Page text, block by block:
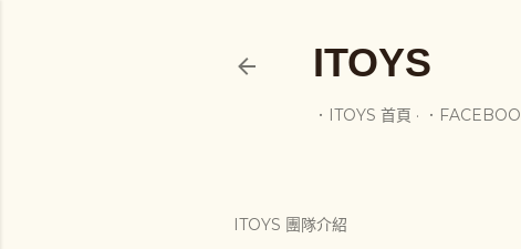
ITOYS
．ITOYS 首頁 ．
ITOYS 團隊介紹